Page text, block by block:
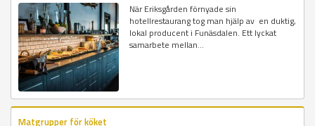
När Eriksgården förnyade sin
hotellrestaurang tog man hjälp av en duktig,
lokal producent i Funäsdalen. Ett lyckat
samarbete mellan...
Matgrupper för köket